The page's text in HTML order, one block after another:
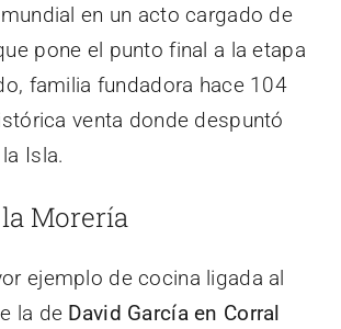
en un acto cargado de
pone el punto final a la etapa
familia fundadora hace 104
venta donde despuntó
Isla.
Morería
ejemplo de cocina ligada al
la de David García en Corral